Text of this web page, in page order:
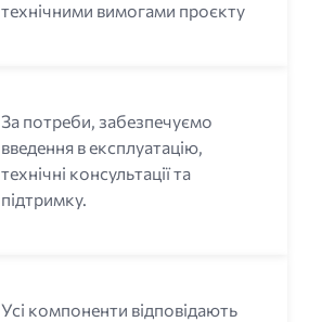
технічними вимогами проєкту
За потреби, забезпечуємо
введення в експлуатацію,
технічні консультації та
підтримку.
Усі компоненти відповідають